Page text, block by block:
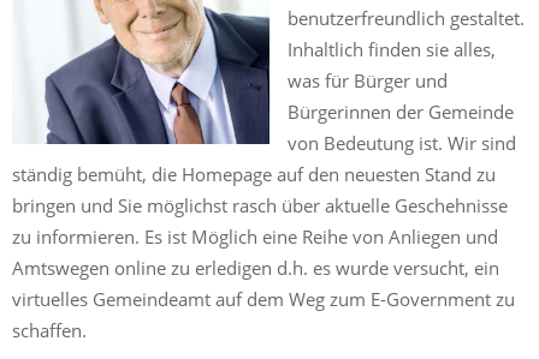
benutzerfreundlich gestaltet.
Inhaltlich finden sie alles,
was für Bürger und
Bürgerinnen der Gemeinde
von Bedeutung ist. Wir sind
ständig bemüht, die Homepage auf den neuesten Stand zu
bringen und Sie möglichst rasch über aktuelle Geschehnisse
zu informieren. Es ist Möglich eine Reihe von Anliegen und
Amtswegen online zu erledigen d.h. es wurde versucht, ein
virtuelles Gemeindeamt auf dem Weg zum E-Government zu
schaffen.